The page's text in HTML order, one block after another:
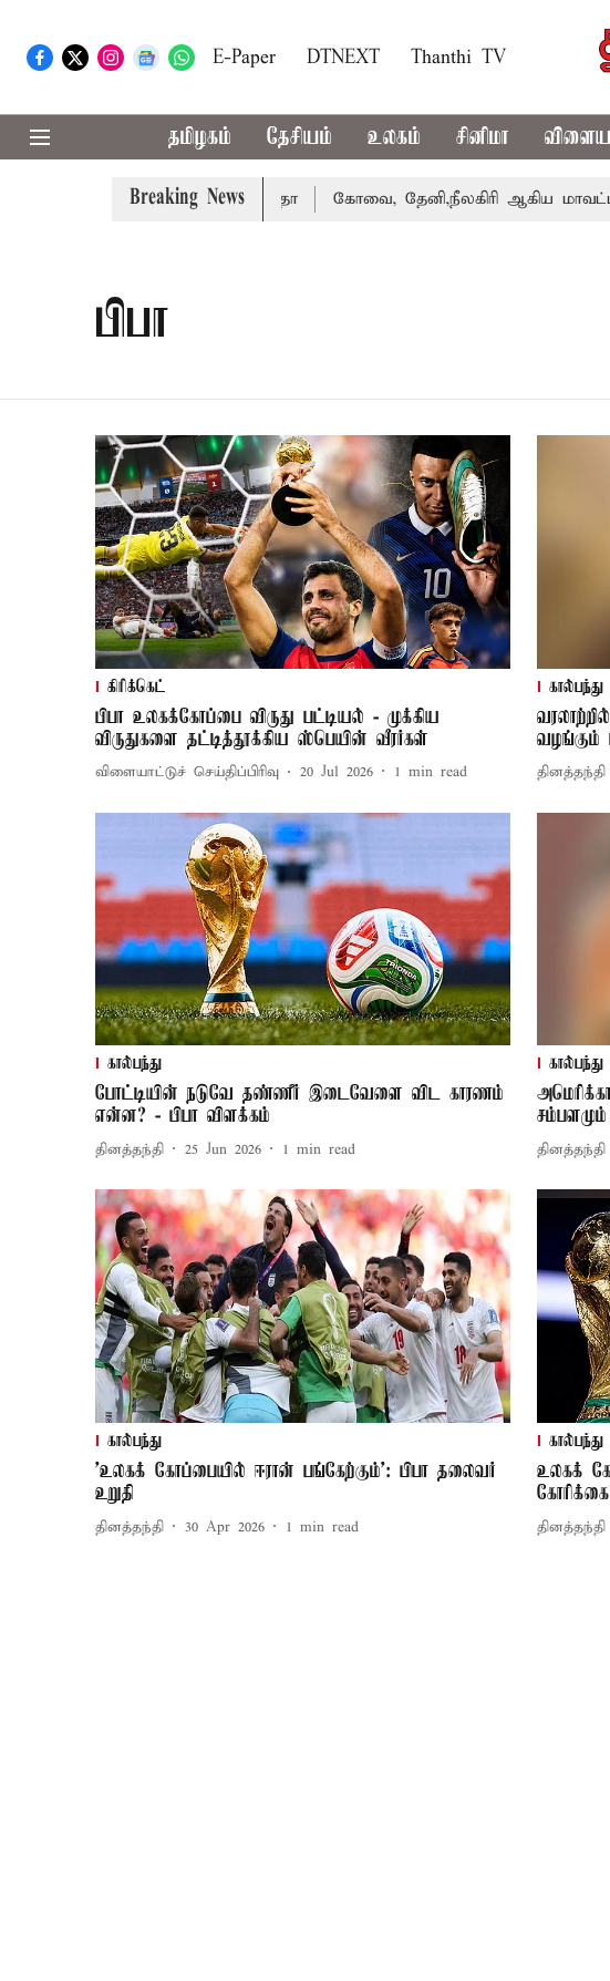
E-Paper DTNEXT Thanthi TV
தமிழகம் தேசியம் உலகம் சினிமா
Breaking News
வழக்கை வாபஸ் பெற்றார் சங்கீதா கோவை, தேனி,நீலகிரி ஆகிய
பிபா
கிரிக்கெட்
பிபா உலகக்கோப்பை விருது பட்டியல் - முக்கிய
விருதுகளை தட்டித்தூக்கிய ஸ்பெயின் வீரர்கள்
விளையாட்டுச் செய்திப்பிரிவு 20 Jul 2026 1 min read
கால்பந்து
வழங்கும்
தினத்தந்தி
கால்பந்து
போட்டியின் நடுவே தண்ணீர் இடைவேளை விட காரணம்
என்ன? - பிபா விளக்கம்
தினத்தந்தி 25 Jun 2026 1 min read
கால்பந்து
தினத்தந்தி
கால்பந்து
’உலகக் கோப்பையில் ஈரான் பங்கேற்கும்’: பிபா தலைவர்
உறுதி
தினத்தந்தி 30 Apr 2026 1 min read
கால்பந்து
உலகக்
தினத்தந்தி